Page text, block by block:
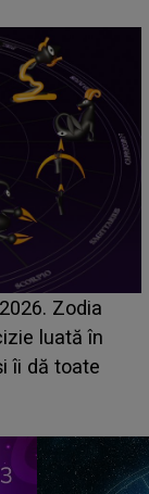
până
Casa Iubirii
despre mama
pentru
care are
bani. O